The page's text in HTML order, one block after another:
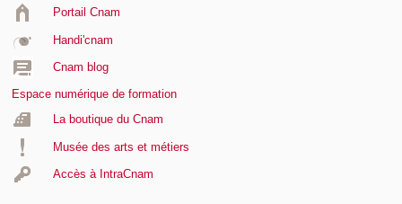
Portail Cnam
Handi'cnam
Cnam blog
Espace numérique de formation
La boutique du Cnam
Musée des arts et métiers
Accès à IntraCnam